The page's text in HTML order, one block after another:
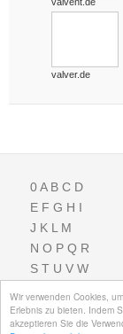
Wir verwenden Cookies,
Erlebnis zu bieten. Indem
akzeptieren Sie die
valver.de
0A B C D
E F G H I
J K L M
N O P Q R
S T U V W